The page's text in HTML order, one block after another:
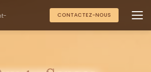
CONTACTEZ-NOUS